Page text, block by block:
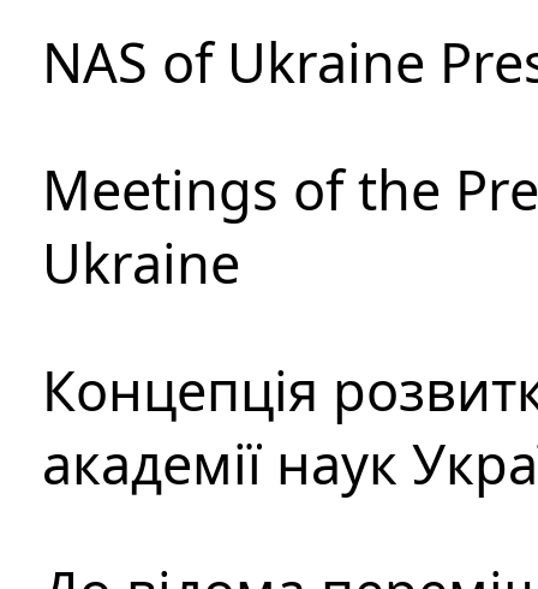
NAS of Ukraine
Meetings of the
Ukraine
Концепція
академії наук